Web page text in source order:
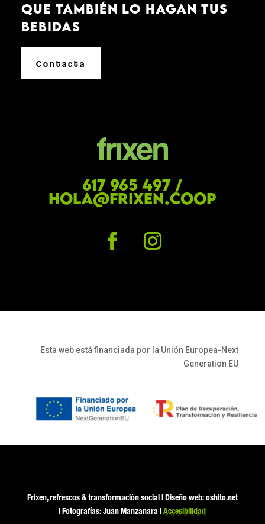
que también lo hagan tus
bebidas
Contacta
617 965 497 /
hola@frixen.coop
Esta web está financiada por la Unión Europea-Next
Generation EU
Frixen, refrescos & transformación social| Diseño web: oshito.net
| Fotografías: Juan Manzanara |Accesibilidad